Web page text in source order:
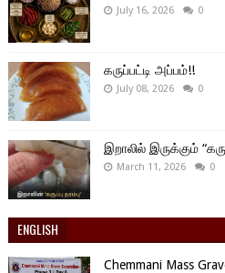
July 16, 2026 0
கருப்பட்டி அப்பம்!!
July 08, 2026 0
இறாலில் இருக்கும்
March 11, 2026 0
ENGLISH
Chemmani Mass